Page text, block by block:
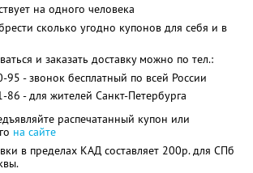
на одного человека
сколько угодно купонов для себя и в
и заказать доставку можно по тел.:
- звонок бесплатный по всей России
- для жителей Санкт-Петербурга
распечатанный купон или
на сайте
в пределах КАД составляет 200р. для СПб